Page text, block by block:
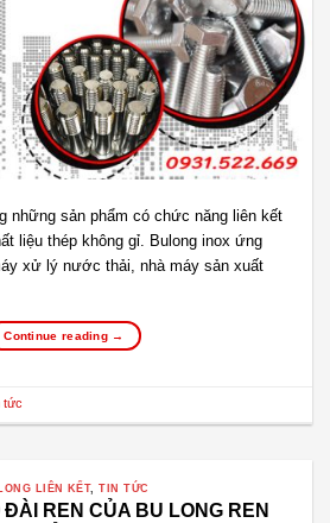
những sản phẩm có chức năng liên kết
liệu thép không gỉ. Bulong inox ứng
xử lý nước thải, nhà máy sản xuất
Continue reading →
tức
LIÊN KẾT,TIN TỨC
REN CỦA BU LONG REN